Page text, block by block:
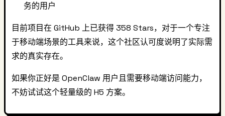
务的用户
目前项目在 GitHub 上已获得 358 Stars，对于一个专注
于移动端场景的工具来说，这个社区认可度说明了实际需
求的真实存在。
如果你正好是 OpenClaw 用户且需要移动端访问能力，
不妨试试这个轻量级的 H5 方案。